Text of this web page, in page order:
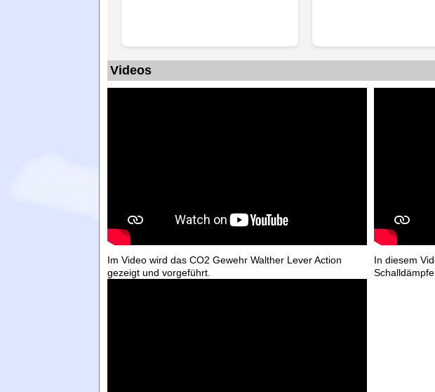
Videos
Im Video wird das CO2 Gewehr Walther Lever Action
gezeigt und vorgeführt.
In diesem